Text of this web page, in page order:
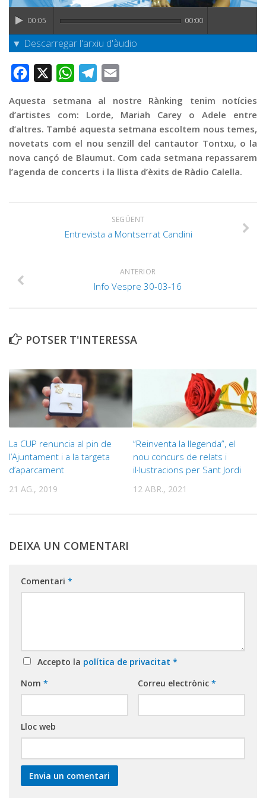
Publicitat
Contacte
00:05 00:00
▼ Descarregar l'arxiu d'àudio
Facebook WhatsAppTelegram
Aquesta setmana al nostre Rànking tenim notícies
d’artistes com: Lorde, Mariah Carey o Adele entre
d’altres. També aquesta setmana escoltem nous temes,
novetats com el nou senzill del cantautor Tontxu, o la
nova cançó de Blaumut. Com cada setmana repassarem
l’agenda de concerts i la llista d’èxits de Ràdio Calella.
SEGÜENT
Entrevista a Montserrat Candini
ANTERIOR
Info Vespre 30-03-16
POTSER T'INTERESSA
La CUP renuncia al pin de
l’Ajuntament i a la targeta
d’aparcament
21 AG., 2019
“Reinventa la llegenda”, el
nou concurs de relats i
il·lustracions per Sant Jordi
12 ABR., 2021
DEIXA UN COMENTARI
Comentari *
Accepto la política de privacitat *
Nom * Correu electrònic *
Lloc web